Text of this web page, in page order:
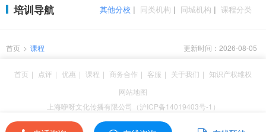
其他分校 | 同类机构 | 同城机构 | 课程分类
培训导航
首页 > 课程 更新时间：2026-08-05
首页 | 点评 | 优惠 | 课程 | 商务合作 | 客服 | 关于我们 | 知识产权维权
网站地图
上海咿呀文化传播有限公司（沪ICP备14019403号-1）